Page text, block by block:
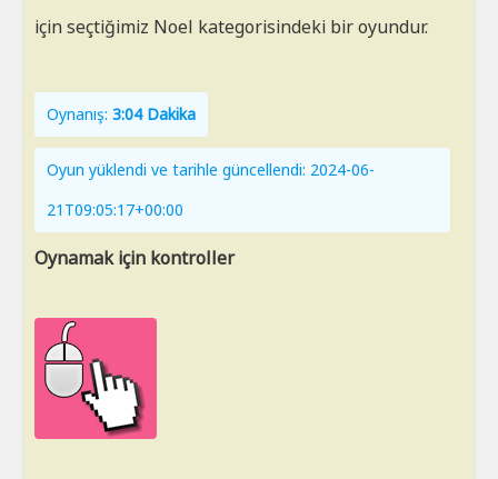
için seçtiğimiz Noel kategorisindeki bir oyundur.
Oynanış: 3:04 Dakika
Oyun yüklendi ve tarihle güncellendi: 2024-06-
21T09:05:17+00:00
Oynamak için kontroller